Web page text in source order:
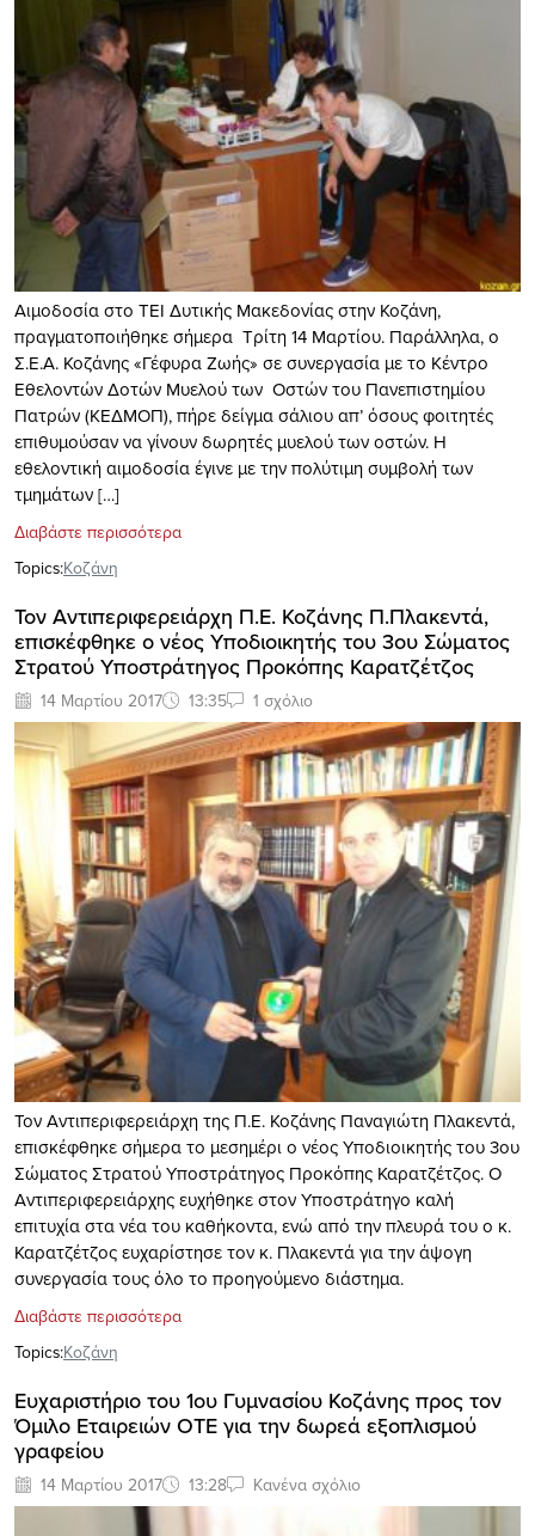
Αιμοδοσία στο ΤΕΙ Δυτικής Μακεδονίας στην Κοζάνη,
πραγματοποιήθηκε σήμερα Τρίτη 14 Μαρτίου. Παράλληλα, ο
Σ.Ε.Α. Κοζάνης «Γέφυρα Ζωής» σε συνεργασία με το Κέντρο
Εθελοντών Δοτών Μυελού των Οστών του Πανεπιστημίου
Πατρών (ΚΕΔΜΟΠ), πήρε δείγμα σάλιου απ’ όσους φοιτητές
επιθυμούσαν να γίνουν δωρητές μυελού των οστών. Η
εθελοντική αιμοδοσία έγινε με την πολύτιμη συμβολή των
τμημάτων […]
Διαβάστε περισσότερα
Topics:Κοζάνη
Τον Αντιπεριφερειάρχη Π.Ε. Κοζάνης Π.Πλακεντά,
επισκέφθηκε ο νέος Υποδιοικητής του 3ου Σώματος
Στρατού Υποστράτηγος Προκόπης Καρατζέτζος
14 Μαρτίου 2017 13:35 1 σχόλιο
Τον Αντιπεριφερειάρχη της Π.Ε. Κοζάνης Παναγιώτη Πλακεντά,
επισκέφθηκε σήμερα το μεσημέρι ο νέος Υποδιοικητής του 3ου
Σώματος Στρατού Υποστράτηγος Προκόπης Καρατζέτζος. Ο
Αντιπεριφερειάρχης ευχήθηκε στον Υποστράτηγο καλή
επιτυχία στα νέα του καθήκοντα, ενώ από την πλευρά του ο κ.
Καρατζέτζος ευχαρίστησε τον κ. Πλακεντά για την άψογη
συνεργασία τους όλο το προηγούμενο διάστημα.
Διαβάστε περισσότερα
Topics:Κοζάνη
Ευχαριστήριο του 1ου Γυμνασίου Κοζάνης προς τον
Όμιλο Εταιρειών ΟΤΕ για την δωρεά εξοπλισμού
γραφείου
14 Μαρτίου 2017 13:28 Κανένα σχόλιο